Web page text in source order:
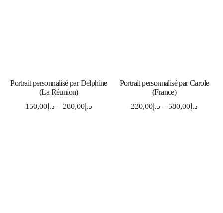
SELECT OPTIONS
Portrait personnalisé par Delphine
(La Réunion)
د.إ150,00 – د.إ280,00
SELECT OPTIONS
Portrait personnalisé par Carole
(France)
د.إ 220,00 – د.إ 580,00